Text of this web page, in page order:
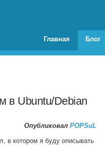
Главная Блог
в Ubuntu/Debian
Опубликовал POPSuL
в котором я буду описывать